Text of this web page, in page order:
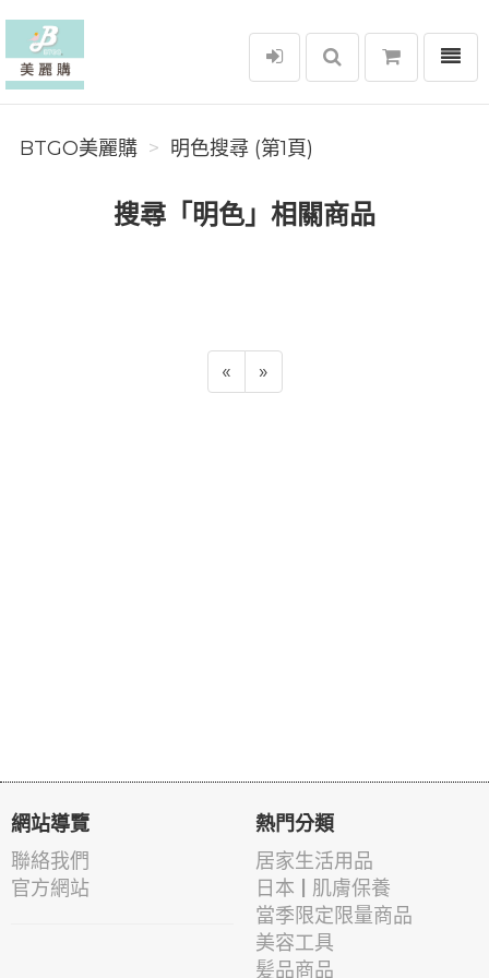
BTGO美麗購
選單
BTGO美麗購 明色搜尋 (第1頁)
搜尋「明色」相關商品
« »
網站導覽
聯絡我們
官方網站
熱門分類
居家生活用品
日本 | 肌膚保養
當季限定限量商品
美容工具
髪品商品